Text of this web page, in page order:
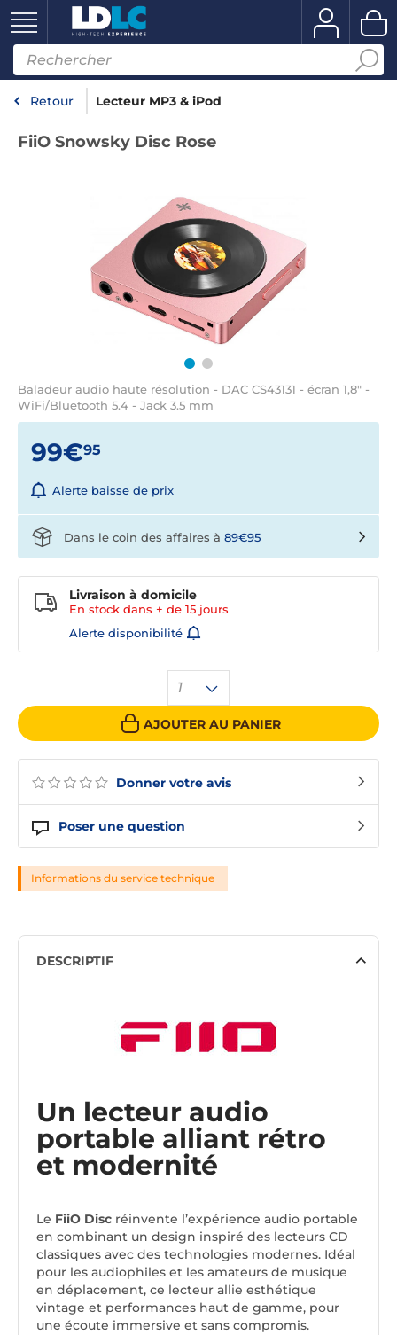
Retour Lecteur MP3 & iPod
FiiO Snowsky Disc Rose
Baladeur audio haute résolution - DAC CS43131 - écran 1,8" -
WiFi/Bluetooth 5.4 - Jack 3.5 mm
Donner votre avis
Poser une question
99€95
Alerte baisse de prix
1
AJOUTER AU PANIER
Livraison à domicile
En stock dans + de 15 jours
Alerte disponibilité
Dans le coin des affaires à 89€95
Informations du service technique
DESCRIPTIF
Un lecteur audio
portable alliant rétro
et modernité
Le FiiO Disc réinvente l’expérience audio portable
en combinant un design inspiré des lecteurs CD
classiques avec des technologies modernes. Idéal
pour les audiophiles et les amateurs de musique
en déplacement, ce lecteur allie esthétique
vintage et performances haut de gamme, pour
une écoute immersive et sans compromis.